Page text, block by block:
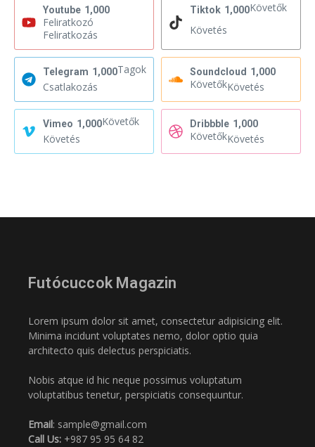
Youtube 1,000
Feliratkozó
Feliratkozás
Tiktok 1,000Követők
Követés
Telegram 1,000Tagok
Csatlakozás
Soundcloud 1,000
KövetőkKövetés
Vimeo 1,000Követők
Követés
Dribbble 1,000
KövetőkKövetés
Futócuccok Magazin
Lorem ipsum dolor sit amet, consectetur adipisicing elit.
Minima incidunt voluptates nemo, dolor optio quia
architecto quis delectus perspiciatis.
Nobis atque id hic neque possimus voluptatum
voluptatibus tenetur, perspiciatis consequuntur.
Email: sample@gmail.com
Call Us: +987 95 95 64 82